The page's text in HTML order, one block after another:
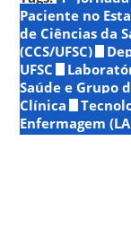
Paciente no
de Ciências da
(CCS/UFSC)
UFSC
Saúde e Grupo
Clínica
Enfermagem